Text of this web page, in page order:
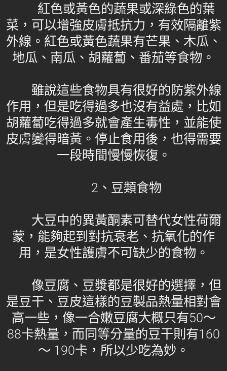
紅色或黃色的蔬果或深綠色的葉
菜，可以增強皮膚抵抗力，有效隔離紫
外線。紅色或黃色蔬果有芒果、木瓜、
地瓜、南瓜、胡蘿蔔、番茄等食物。
雖說這些食物具有很好的防紫外線
作用，但是吃得過多也沒有益處，比如
胡蘿蔔吃得過多就會產生毒性，並能使
皮膚變得暗黃。停止食用後，也得需要
一段時間慢慢恢復。
2、豆類食物
大豆中的異黃酮素可替代女性荷爾
蒙，能夠起到對抗衰老、抗氧化的作
用，是女性護膚不可缺少的食物。
像豆腐、豆漿都是很好的選擇，但
是豆干、豆皮這樣的豆製品熱量相對會
高一些，像一合嫩豆腐大概只有50～
88卡熱量，而同等分量的豆干則有160
～ 190卡，所以少吃為妙。